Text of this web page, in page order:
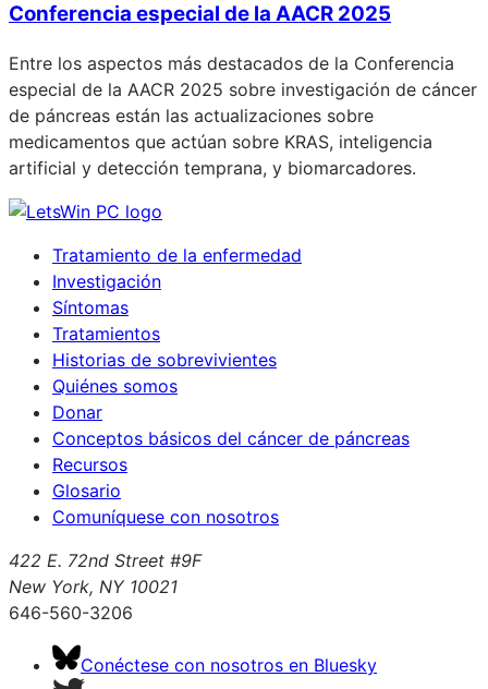
Conferencia especial de la AACR 2025
Entre los aspectos más destacados de la Conferencia
especial de la AACR 2025 sobre investigación de cáncer
de páncreas están las actualizaciones sobre
medicamentos que actúan sobre KRAS, inteligencia
artificial y detección temprana, y biomarcadores.
Tratamiento de la enfermedad
Investigación
Síntomas
Tratamientos
Historias de sobrevivientes
Quiénes somos
Donar
Conceptos básicos del cáncer de páncreas
Recursos
Glosario
Comuníquese con nosotros
422 E. 72nd Street #9F
New York, NY 10021
646-560-3206
Conéctese con nosotros en Bluesky